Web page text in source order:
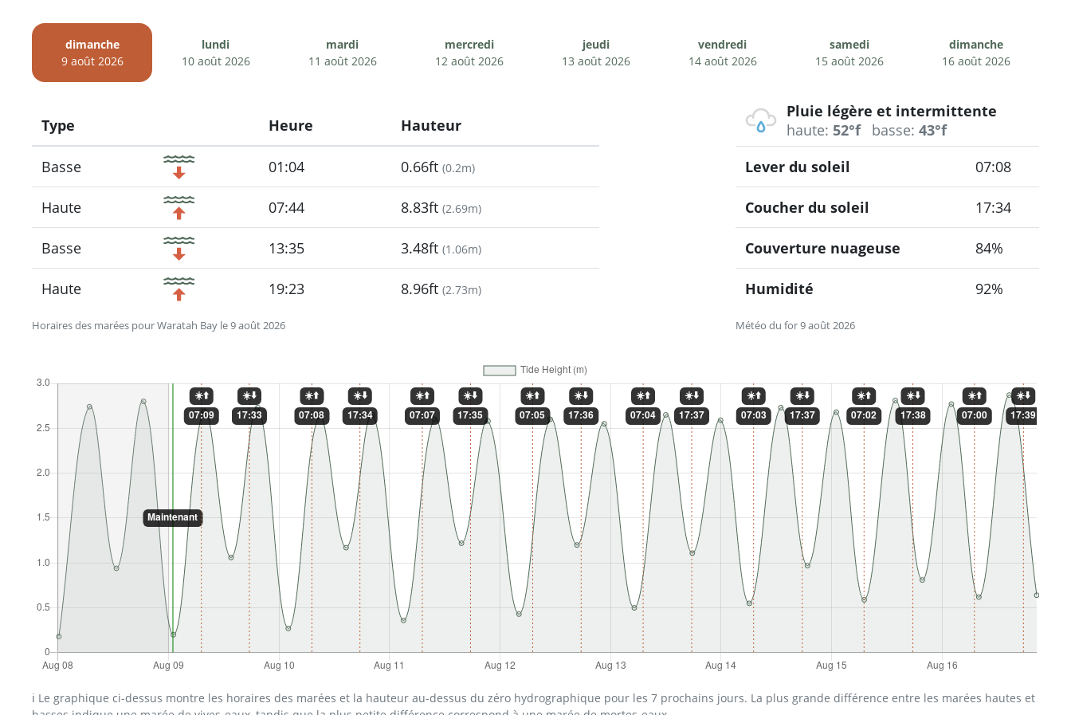
dimanche
9 août 2026
lundi
10 août 2026
mardi
11 août 2026
mercredi
12 août 2026
jeudi
13 août 2026
vendredi
14 août 2026
samedi
15 août 2026
dimanche
16 août 2026
Horaires des marées pour Waratah Bay le 9 août 2026
Type
Icon
Heure Hauteur
Basse 01:04 0.66ft (0.2m)
Haute 07:44 8.83ft (2.69m)
Basse 13:35 3.48ft (1.06m)
Haute 19:23 8.96ft (2.73m)
Pluie légère et intermittente
haute: 52°f basse: 43°f
Météo du for 9 août 2026
Lever du soleil 07:08
Coucher du soleil 17:34
Couverture nuageuse 84%
Humidité 92%
ℹ️ Le graphique ci-dessus montre les horaires des marées et la hauteur au-dessus du zéro hydrographique pour les 7 prochains jours. La plus grande différence entre les marées hautes et